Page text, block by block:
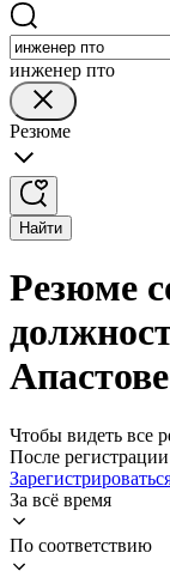
инженер пто
Резюме
Найти
Резюме
Апастове
Чтобы видеть все
После
За всё время
По соответствию